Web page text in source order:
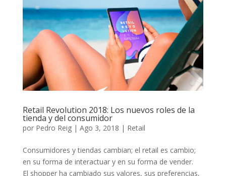
Retail Revolution 2018: Los nuevos roles de la
tienda y del consumidor
por Pedro Reig| Ago 3, 2018 | Retail
Consumidores y tiendas cambian; el retail es cambio;
en su forma de interactuar y en su forma de vender.
El shopper ha cambiado sus valores, sus preferencias,